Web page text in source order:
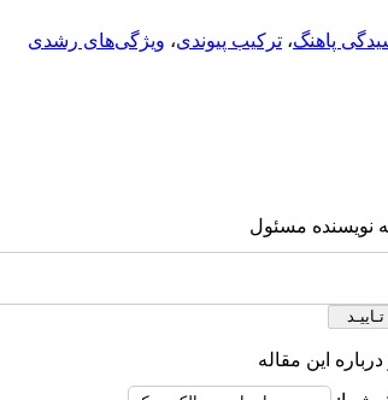
پاهنگ، ترکیب پیوندی، ویژگی‌های رشدی
نویسنده مسئول
این مقاله